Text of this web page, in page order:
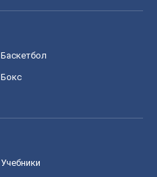
Баскетбол
Бокс
Учебники